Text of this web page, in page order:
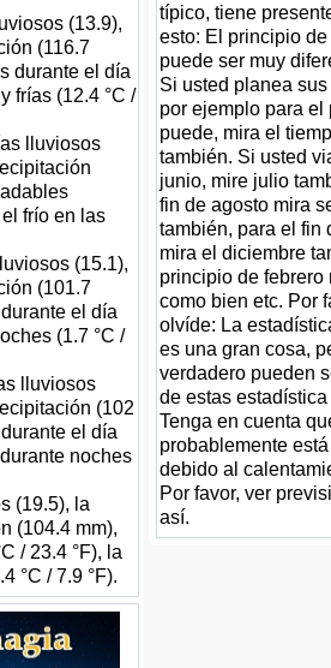
(13.9),
(116.7
durante el día
frías (12.4 °C /
lluviosos
frío en las
(15.1),
(101.7
el día
(1.7 °C /
lluviosos
(102
el día
noches
(19.5), la
(104.4 mm),
/ 23.4 °F), la
°C / 7.9 °F).
típico, tiene
esto: El principio
puede ser muy
Si usted planea
por ejemplo para el
puede, mira el
también. Si usted
junio, mire julio
fin de agosto mira
también, para el fin
mira el diciembre
principio de febrero
como bien etc. Por
olvíde: La
es una gran cosa,
verdadero pueden
de estas
Tenga en cuenta
probablemente
debido al
Por favor, ver
así.